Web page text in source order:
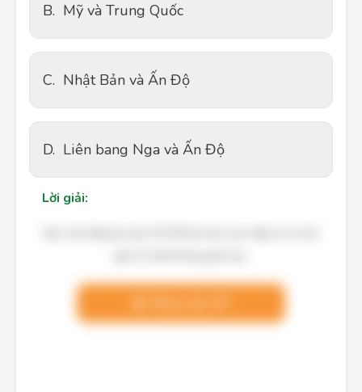
B. Mỹ và Trung Quốc
C. Nhật Bản và Ấn Độ
D. Liên bang Nga và Ấn Độ
Lời giải: